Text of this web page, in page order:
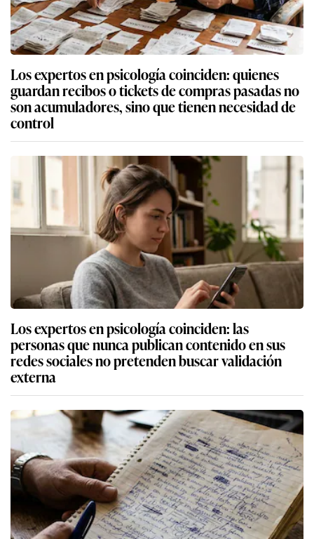
Los expertos en psicología coinciden: quienes
guardan recibos o tickets de compras pasadas no
son acumuladores, sino que tienen necesidad de
control
Los expertos en psicología coinciden: las
personas que nunca publican contenido en sus
redes sociales no pretenden buscar validación
externa